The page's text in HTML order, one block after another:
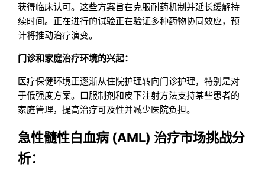
获得临床认可。这些方案旨在克服耐药机制并延长缓解持
续时间。正在进行的试验正在验证多种药物协同效应，预
计将推动治疗演变。
门诊和家庭治疗环境的兴起：
医疗保健环境正逐渐从住院护理转向门诊护理，特别是对
于低强度方案。口服制剂和皮下注射方法支持某些患者的
家庭管理，提高治疗可及性并减少医院负担。
急性髓性白血病 (AML) 治疗市场挑战分
析：